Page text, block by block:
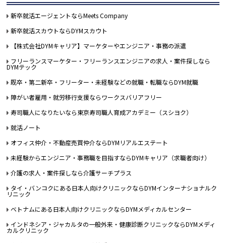
新卒就活エージェントならMeets Company
新卒就活スカウトならDYMスカウト
【株式会社DYMキャリア】マーケターやエンジニア・事務の派遣
フリーランスマーケター・フリーランスエンジニアの求人・案件探しなら
DYMテック
既卒・第二新卒・フリーター・未経験などの就職・転職ならDYM就職
障がい者雇用・就労移行支援ならワークスバリアフリー
寿司職人になりたいなら東京寿司職人育成アカデミー（スシヨク）
就活ノート
オフィス仲介・不動産売買仲介ならDYMリアルエステート
未経験からエンジニア・事務職を目指すならDYMキャリア（求職者向け）
介護の求人・案件探しなら介護サーチプラス
タイ・バンコクにある日本人向けクリニックならDYMインターナショナルク
リニック
ベトナムにある日本人向けクリニックならDYMメディカルセンター
インドネシア・ジャカルタの一般外来・健康診断クリニックならDYMメディ
カルクリニック